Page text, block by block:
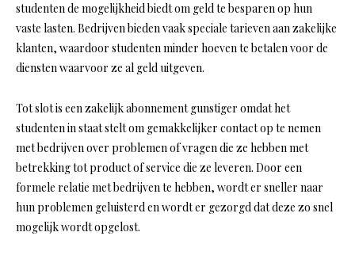
studenten de mogelijkheid biedt om geld te besparen op hun
vaste lasten. Bedrijven bieden vaak speciale tarieven aan zakelijke
klanten, waardoor studenten minder hoeven te betalen voor de
diensten waarvoor ze al geld uitgeven.
Tot slot is een zakelijk abonnement gunstiger omdat het
studenten in staat stelt om gemakkelijker contact op te nemen
met bedrijven over problemen of vragen die ze hebben met
betrekking tot product of service die ze leveren. Door een
formele relatie met bedrijven te hebben, wordt er sneller naar
hun problemen geluisterd en wordt er gezorgd dat deze zo snel
mogelijk wordt opgelost.